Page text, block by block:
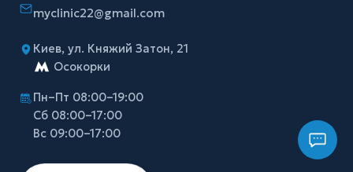
myclinic22@gmail.com
Киев, ул. Княжий Затон, 21
Осокорки
Пн–Пт 08:00–19:00
Сб 08:00–17:00
Вс 09:00–17:00